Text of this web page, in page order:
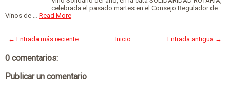
celebrada el pasado martes en el Consejo Regulador de
Vinos de … Read More
← Entrada más reciente Entrada antigua →
Inicio
0 comentarios:
Publicar un comentario